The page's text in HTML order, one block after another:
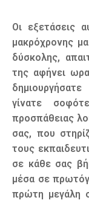
Οι εξετάσεις
μακρόχρονης
δύσκολης,
της αφήνει
γίνατε
προσπάθειας
σας, που
τους
σε κάθε σας
μέσα σε
πρώτη μεγάλη